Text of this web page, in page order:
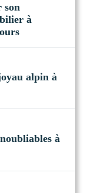
son
à
alpin à
à